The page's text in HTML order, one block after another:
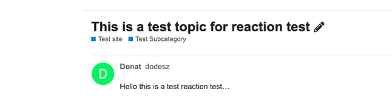
actionpack (7.0.3.1) lib/action_dispatch/middleware/
rack-mini-profiler (3.0.0) lib/mini_profiler/profiler.rb:393:in
lib/middleware/request_tracker.rb:202:in `call'
railties (7.0.3.1) lib/rails/engine.rb:530:in `call'
railties (7.0.3.1) lib/rails/railtie.rb:226:in `public_send'